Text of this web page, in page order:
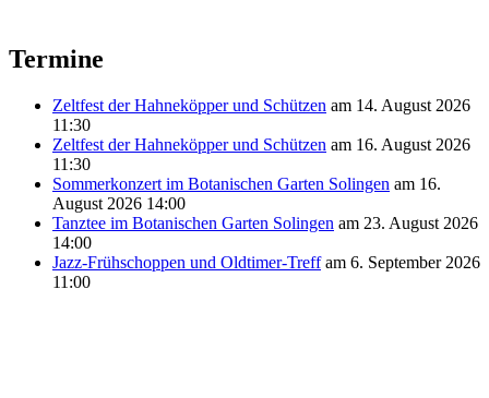
Termine
Zeltfest der Hahneköpper und Schützen am 14. August 2026
11:30
Zeltfest der Hahneköpper und Schützen am 16. August 2026
11:30
Sommerkonzert im Botanischen Garten Solingen am 16.
August 2026 14:00
Tanztee im Botanischen Garten Solingen am 23. August 2026
14:00
Jazz-Frühschoppen und Oldtimer-Treffam 6. September 2026
11:00